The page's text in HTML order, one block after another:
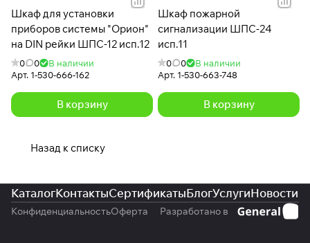
Шкаф для установки
приборов системы "Орион"
на DIN рейки ШПС-12 исп.12
0 0
В наличии
Арт. 1-530-666-162
В корзину
Шкаф пожарной
сигнализации ШПС-24
исп.11
0 0
В наличии
Арт. 1-530-663-748
В корзину
Назад к списку
КаталогКонтактыСертификатыБлогУслугиНовости
КонфиденциальностьОферта Разработано в